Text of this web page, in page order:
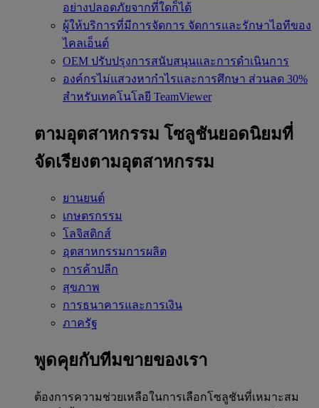
อย่างปลอดภัยจากที่ใดก็ได้
ผู้ให้บริการที่มีการจัดการ จัดการและรักษาไอทีของ
ไคลเอ็นต์
OEM ปรับปรุงการสนับสนุนและการดำเนินการ
องค์กรไม่แสวงหากำไรและการศึกษา ส่วนลด 30%
สำหรับเทคโนโลยี TeamViewer
ตามอุตสาหกรรม โซลูชันยอดนิยมที่
จัดเรียงตามอุตสาหกรรม
ยานยนต์
เกษตรกรรม
โลจิสติกส์
อุตสาหกรรมการผลิต
การค้าปลีก
สุขภาพ
การธนาคารและการเงิน
ภาครัฐ
พูดคุยกับทีมขายของเรา
ต้องการความช่วยเหลือในการเลือกโซลูชันที่เหมาะสม